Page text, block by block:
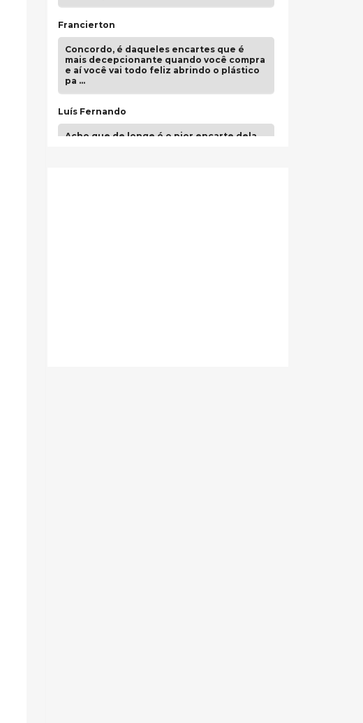
Francierton
Concordo, é daqueles encartes que é
mais decepcionante quando você compra
e aí você vai todo feliz abrindo o plástico
pa …
Luís Fernando
Acho que de longe é o pior encarte dela.